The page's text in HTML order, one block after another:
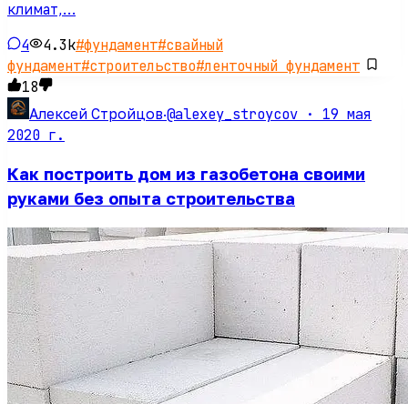
климат,…
4 4.3k#фундамент#свайный
фундамент#строительство#ленточный фундамент
18
Алексей Стройцов·@alexey_stroycov · 19 мая
2020 г.
Как построить дом из газобетона своими
руками без опыта строительства